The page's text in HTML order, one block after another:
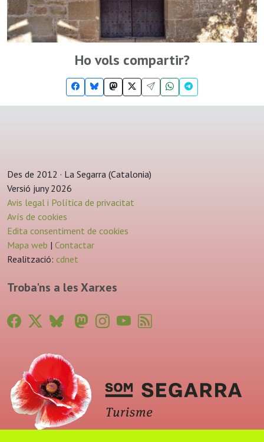
Ho vols compartir?
Des de 2012 · La Segarra (Catalonia)
Versió juny 2026
Avis legal i Política de privacitat
Avís de cookies
Edita consentiment de cookies
Mapa web | Contactar
Realització: cdnet
Troba'ns a les Xarxes